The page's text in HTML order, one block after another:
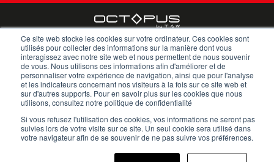
Ce site web stocke les cookies sur votre ordinateur. Ces cookies sont
utilisés pour collecter des informations sur la manière dont vous
interagissez avec notre site web et nous permettent de nous souvenir
de vous. Nous utilisons ces informations afin d'améliorer et de
personnaliser votre expérience de navigation, ainsi que pour l'analyse
et les indicateurs concernant nos visiteurs à la fois sur ce site web et
sur d'autres supports. Pour en savoir plus sur les cookies que nous
utilisons, consultez notre politique de confidentialité
Si vous refusez l'utilisation des cookies, vos informations ne seront pas
suivies lors de votre visite sur ce site. Un seul cookie sera utilisé dans
votre navigateur afin de se souvenir de ne pas suivre vos préférences.
FAQ
Mentions légales
Politique de confidentialité
CGV
Plan du site
Cookies (EU)
1.7K 340 2K 2K